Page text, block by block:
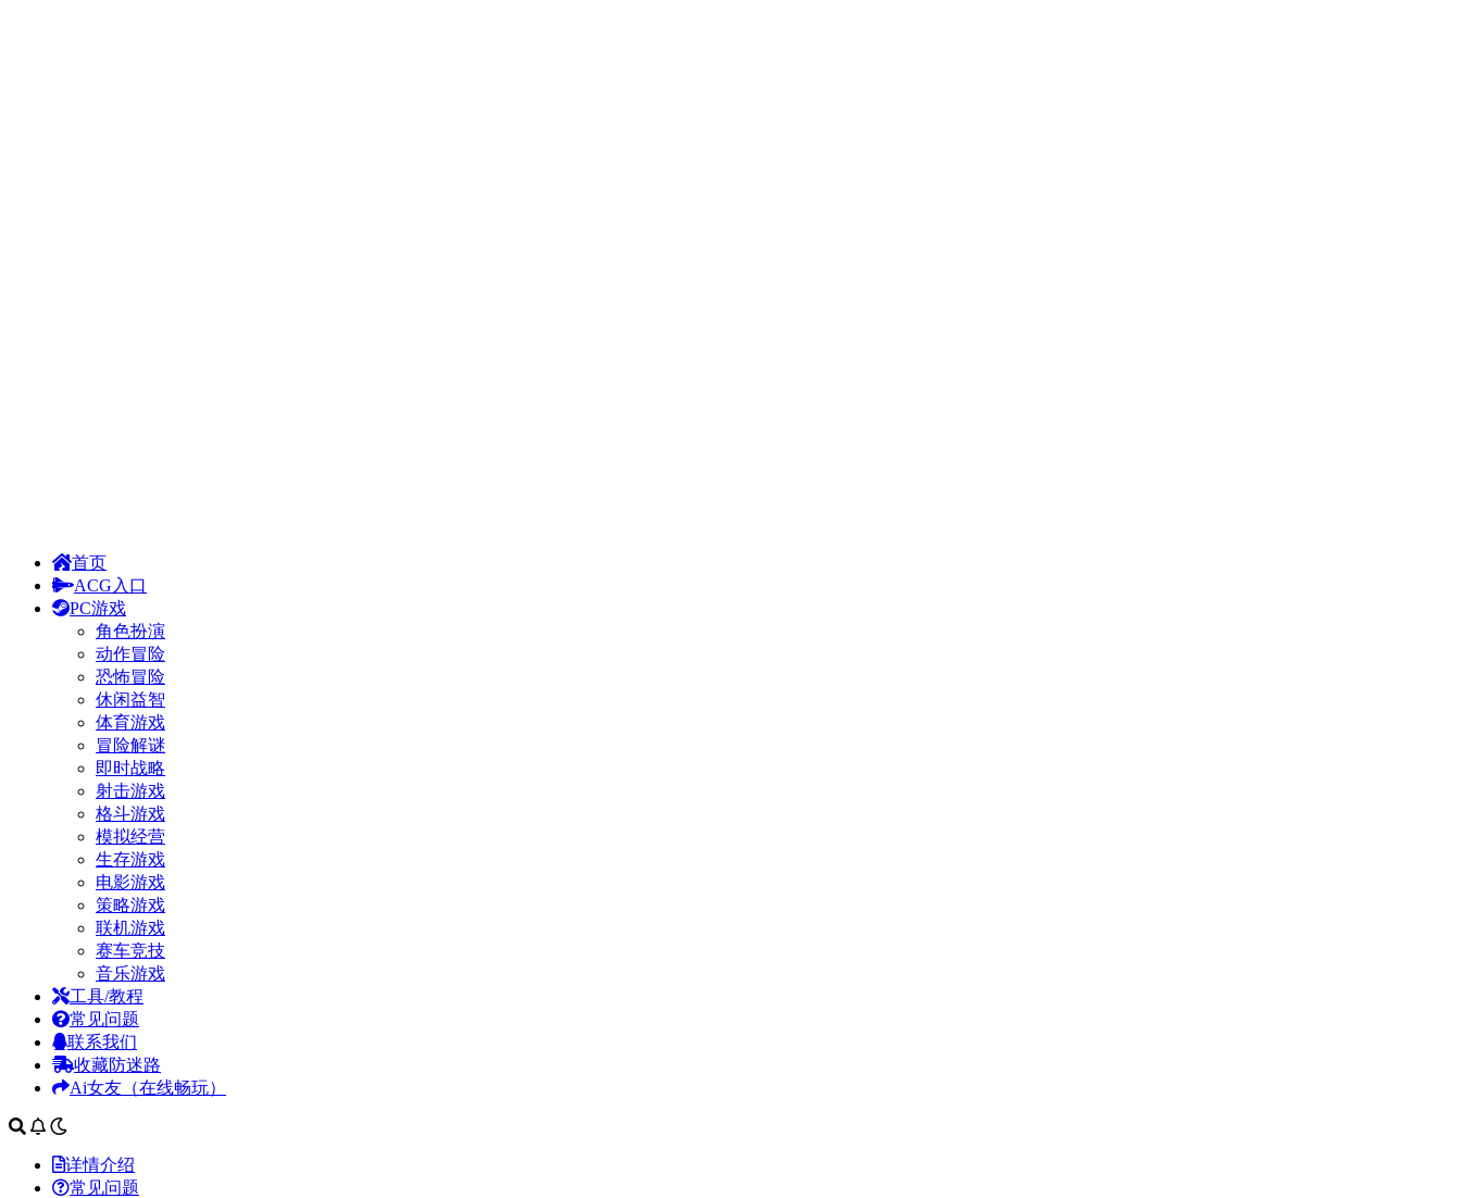
首页
ACG入口
PC游戏
角色扮演
动作冒险
恐怖冒险
休闲益智
体育游戏
冒险解谜
即时战略
射击游戏
格斗游戏
模拟经营
生存游戏
电影游戏
策略游戏
联机游戏
赛车竞技
音乐游戏
工具/教程
常见问题
联系我们
收藏防迷路
Ai女友（在线畅玩）
详情介绍
常见问题